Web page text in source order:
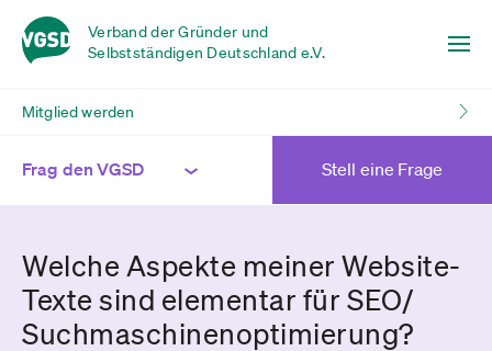
Verband der Gründer und
Selbstständigen Deutschland e.V.
Mitglied werden
Frag den VGSD Stell eine Frage
Welche Aspekte meiner Website-
Texte sind elementar für SEO/
Suchmaschinenoptimierung?